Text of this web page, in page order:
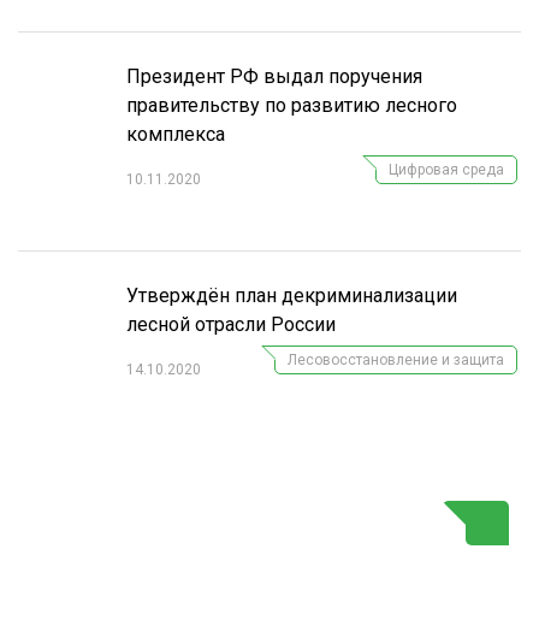
Президент РФ выдал поручения
правительству по развитию лесного
комплекса
10.11.2020
Цифровая среда
Утверждён план декриминализации
лесной отрасли России
14.10.2020
Лесовосстановление и защита